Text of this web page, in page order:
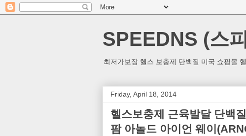
SPEEDNS (스
최저가보장 헬스 보충제 단백질 미국 쇼핑몰
Friday, April 18, 2014
헬스보충제 근육발달 단백
팜 아놀드 아이언 웨이